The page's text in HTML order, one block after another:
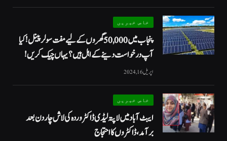
خاص خبریں
پنجاب میں 50,000 گھروں کے لیے مفت سولر پینل! کیا
آپ درخواست دینے کے اہل ہیں؟ یہاں چیک کریں!
اپریل 16, 2024
خاص خبریں
ایبٹ آباد میں لاپتہ لیڈی ڈاکٹر وردہ کی لاش چار دن بعد
برآمد، ڈاکٹروں کا احتجاج